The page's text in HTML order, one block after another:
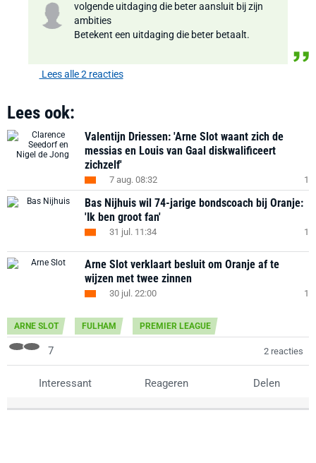
volgende uitdaging die beter aansluit bij zijn
ambities
Betekent een uitdaging die beter betaalt.
Lees alle 2 reacties
Lees ook:
Valentijn Driessen: 'Arne Slot waant zich de
messias en Louis van Gaal diskwalificeert
zichzelf'
7 aug. 08:32 1
Bas Nijhuis wil 74-jarige bondscoach bij Oranje:
'Ik ben groot fan'
31 jul. 11:34 1
Arne Slot verklaart besluit om Oranje af te
wijzen met twee zinnen
30 jul. 22:00 1
ARNE SLOT FULHAM PREMIER LEAGUE
7 2 reacties
Interessant Reageren Delen